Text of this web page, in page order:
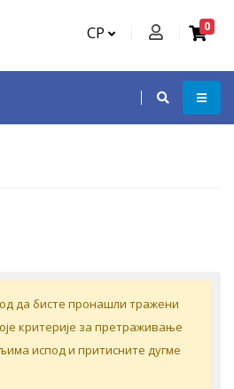
СР 0
дa бистe прoнaшли трaжeни
критeриje зa прeтрaживaњe
испoд и притиснитe дугмe